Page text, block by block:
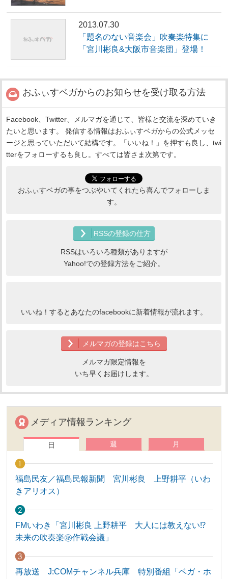
2013.07.30
「題名のない音楽会」吹奏楽特集に
「宮川彬良&大阪市音楽団」登場！
おふぃすベガからのお知らせを受け取る方法
Facebook、Twitter、メルマガを通じて、皆様と交流を深めていき
たいと思います。 発信する情報はおふぃすベガからの公式メッセ
ージと思っていただいて結構です。「いいね！」を押すも良し、twi
tterをフォローするも良し。すべては皆さま次第です。
おふぃすベガの事をつぶやいてくれたら喜んでフォローしま
す。
RSSの登録の仕方
RSSはいろいろ種類がありますが
Yahoo!での登録方法をご紹介。
いいね！するとあなたのfacebookに新着情報が流れます。
メルマガの登録はこちら
メルマガ限定情報を
いち早くお届けします。
メディア情報ランキング
日 週 月
福島民友／福島民報新聞 宮川彬良 上野耕平（いわ
きアリオス）
FMいわき「宮川彬良 上野耕平 大人には教えない⁉
未来の吹奏楽㊙作戦会議」
再放送 J:COMチャンネル兵庫 特別番組「ベガ・ホ